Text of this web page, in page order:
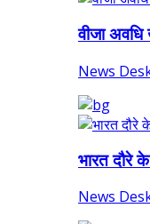
वीजा
News
भारत दौरे
News